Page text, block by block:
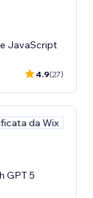
JavaScript
4.9(27)
da Wix
GPT 5